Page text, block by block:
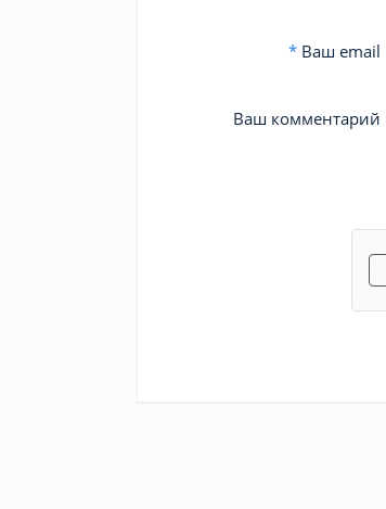
*Ваш email
Ваш комментарий